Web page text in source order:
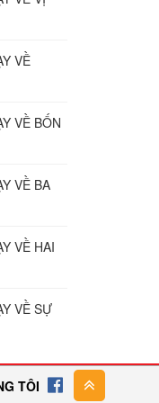
VỀ
VỀ BỐN
VỀ BA
VỀ HAI
VỀ SỰ
TÔI